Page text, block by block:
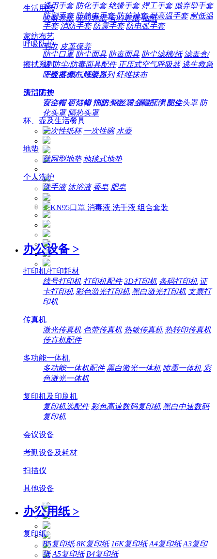
通用手套 防化手套 绝缘手套 焊工手套 抛弃型手套
防割手套 防静电手套 防护袖套 耐高温手套 耐低温
手套 消防手套 防震手套 防电弧手套
呼吸防护
防尘口罩 防尘面具 防毒面具 防尘滤棉/纸 滤毒盒/
罐 防尘/防毒面具配件 正压式空气呼吸器 逃生救急
呼吸器 氧气呼吸器
头部防护
安全帽 矿灯帽 消防头盔 安全帽配件 防尘头罩 防
化头罩 隔热头罩
生活用纸
大盘卷纸 无心卷纸 有心卷纸 抽纸
家纺布艺
毛巾 皮革保养
擦拭系列
工业擦机布 纸架系列 纤维抹布
清洁工具
百洁布 百洁垫 拖把 钢丝球 清洁工具配件
杯、壶及生活餐具
一次性纸杯 一次性碗 水壶
地垫
丝网型地垫 地毯式地垫
个人洗护
洗手液 沐浴液 香皂 肥皂
办公设备 >
打印机/打印耗材
线号打印机 打印机配件 3D打印机 条码打印机 证
卡打印机 彩色激光打印机 黑白激光打印机 支票打
印机
传真机
激光传真机 色带传真机 热敏传真机 热转印传真机
传真机配件
多功能一体机
多功能一体机配件 黑白激光一体机 喷墨一体机 彩
色激光一体机
复印机及印刷机
复印机选配件 彩色高速数码复印机 黑白中速数码
复印机
会议设备
考勤设备及耗材
扫描仪
其他设备
办公用纸 >
复印纸
B5复印纸 8K复印纸 16K复印纸 A4复印纸 A3复印
纸 A5复印纸 B4复印纸